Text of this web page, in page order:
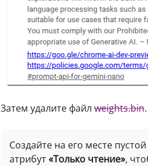
Затем удалите файл weights.bin.
Создайте на его месте
атрибут«Только чтение»,